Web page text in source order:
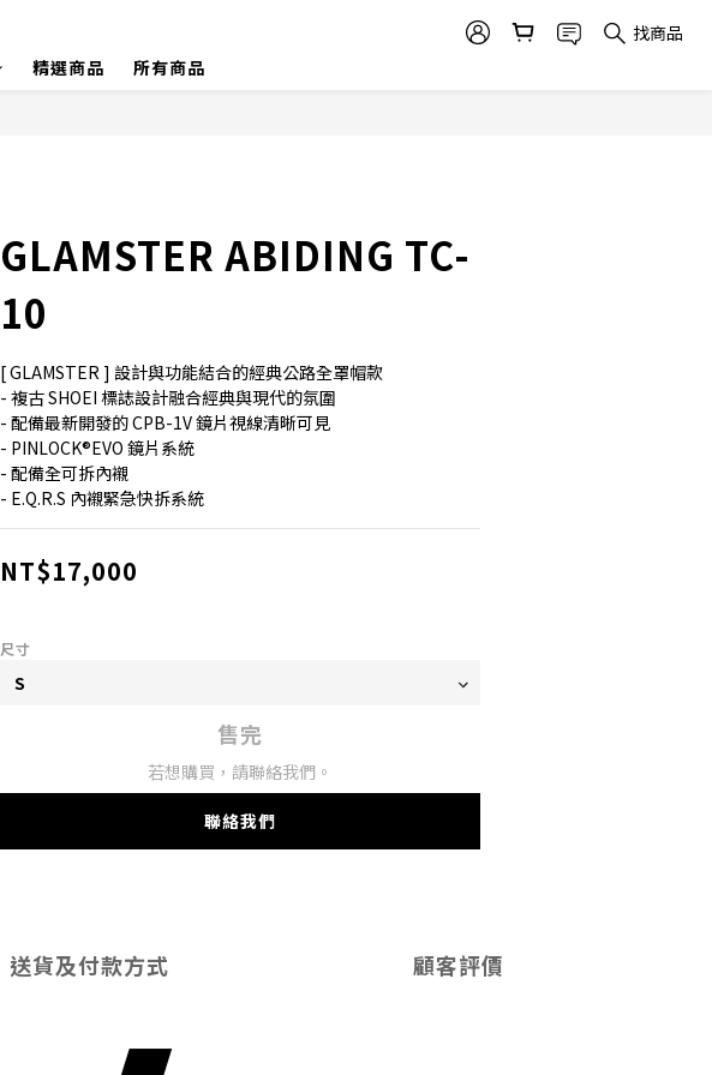
找商品
精選商品 所有商品
GLAMSTER ABIDING TC-
10
[ GLAMSTER ] 設計與功能結合的經典公路全罩帽款
- 複古 SHOEI 標誌設計融合經典與現代的氛圍
- 配備最新開發的 CPB-1V 鏡片視線清晰可見
- PINLOCK®EVO 鏡片系統
- 配備全可拆內襯
- E.Q.R.S 內襯緊急快拆系統
NT$17,000
尺寸
售完
若想購買，請聯絡我們。
聯絡我們
送貨及付款方式 顧客評價